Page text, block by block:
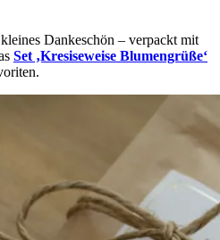
Dankeschön – verpackt mit
Set ‚Kresiseweise Blumengrüße‘